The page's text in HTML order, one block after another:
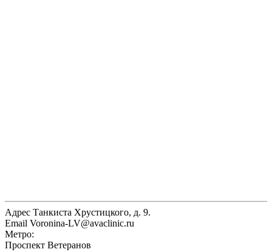
Адрес Танкиста Хрустицкого, д. 9.
Email Voronina-LV@avaclinic.ru
Метро:
Проспект Ветеранов